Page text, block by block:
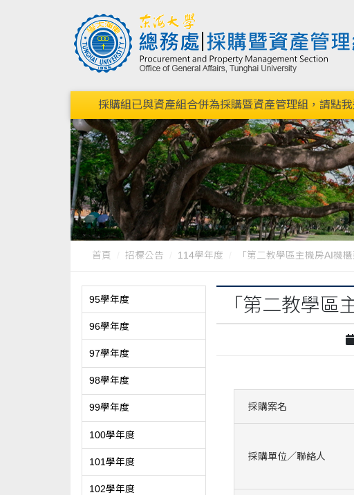
採購組已與資產組合併為採購暨資產管理組，請點
首頁 招標公告 114學年度 「第二教學區主機房AI機櫃
95學年度
96學年度
97學年度
98學年度
99學年度
100學年度
101學年度
102學年度
「第二教學區
採購案名
採購單位／聯絡人